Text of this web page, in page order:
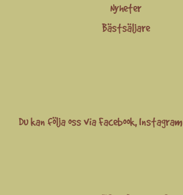
Nyheter
Bästsäljare
Du kan följa oss viaFacebook,Instagram